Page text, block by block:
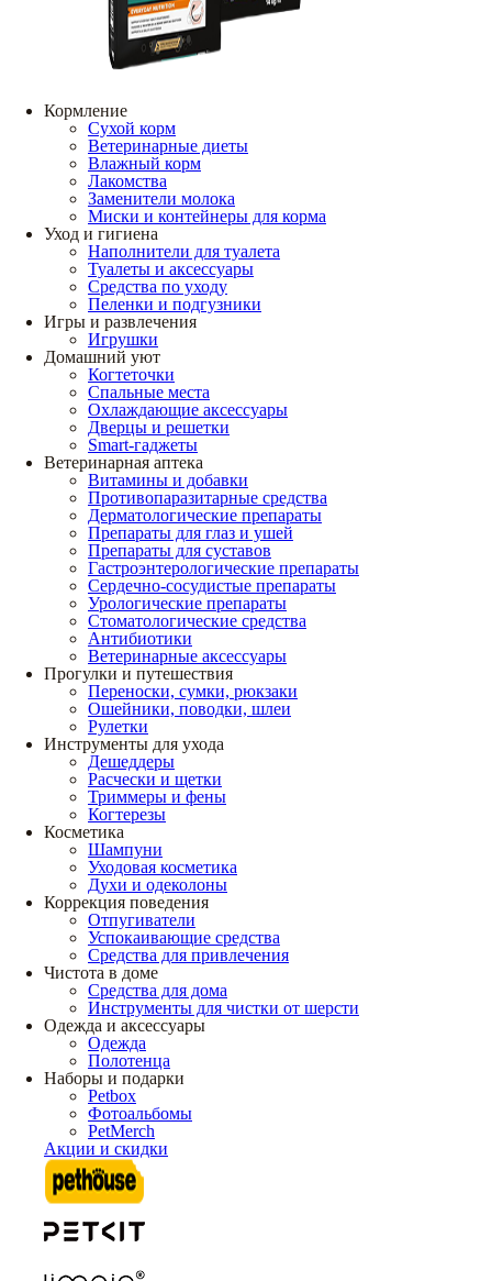
Кормление
Сухой корм
Ветеринарные диеты
Влажный корм
Лакомства
Заменители молока
Миски и контейнеры для корма
Уход и гигиена
Наполнители для туалета
Туалеты и аксессуары
Средства по уходу
Пеленки и подгузники
Игры и развлечения
Игрушки
Домашний уют
Когтеточки
Спальные места
Охлаждающие аксессуары
Дверцы и решетки
Smart-гаджеты
Ветеринарная аптека
Витамины и добавки
Противопаразитарные средства
Дерматологические препараты
Препараты для глаз и ушей
Препараты для суставов
Гастроэнтерологические препараты
Сердечно-сосудистые препараты
Урологические препараты
Стоматологические средства
Антибиотики
Ветеринарные аксессуары
Прогулки и путешествия
Переноски, сумки, рюкзаки
Ошейники, поводки, шлеи
Рулетки
Инструменты для ухода
Дешеддеры
Расчески и щетки
Триммеры и фены
Когтерезы
Косметика
Шампуни
Уходовая косметика
Духи и одеколоны
Коррекция поведения
Отпугиватели
Успокаивающие средства
Средства для привлечения
Чистота в доме
Средства для дома
Инструменты для чистки от шерсти
Одежда и аксессуары
Одежда
Полотенца
Наборы и подарки
Petbox
Фотоальбомы
PetMerch
Акции и скидки